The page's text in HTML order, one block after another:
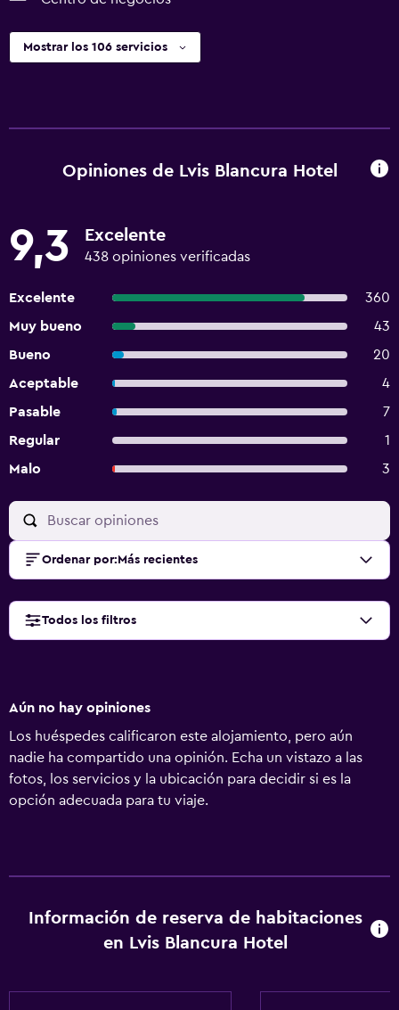
Mostrar los 106 servicios
Opiniones de Lvis Blancura Hotel
9,3 Excelente
438 opiniones verificadas
Excelente
360
Muy bueno
43
Bueno
20
Aceptable
4
Pasable
7
Regular
1
Malo
3
Ordenar por: Más recientes
Todos los filtros
Aún no hay opiniones
Los huéspedes calificaron este alojamiento, pero aún
nadie ha compartido una opinión. Echa un vistazo a las
fotos, los servicios y la ubicación para decidir si es la
opción adecuada para tu viaje.
Información de reserva de habitaciones
en Lvis Blancura Hotel